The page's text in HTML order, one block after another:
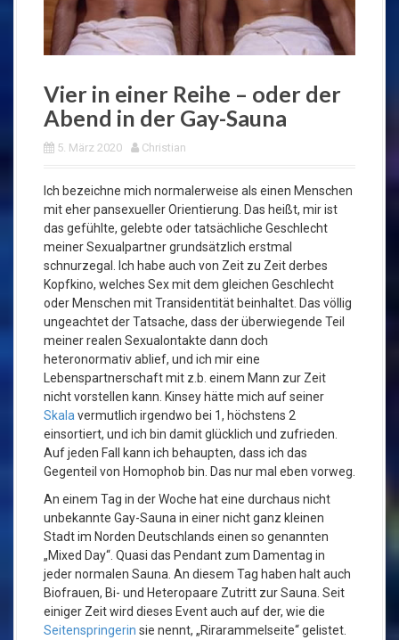
Vier in einer Reihe – oder der
Abend in der Gay-Sauna
5. März 2020 Christian
Ich bezeichne mich normalerweise als einen Menschen
mit eher pansexueller Orientierung. Das heißt, mir ist
das gefühlte, gelebte oder tatsächliche Geschlecht
meiner Sexualpartner grundsätzlich erstmal
schnurzegal. Ich habe auch von Zeit zu Zeit derbes
Kopfkino, welches Sex mit dem gleichen Geschlecht
oder Menschen mit Transidentität beinhaltet. Das völlig
ungeachtet der Tatsache, dass der überwiegende Teil
meiner realen Sexualontakte dann doch
heteronormativ ablief, und ich mir eine
Lebenspartnerschaft mit z.b. einem Mann zur Zeit
nicht vorstellen kann. Kinsey hätte mich auf seiner
Skala vermutlich irgendwo bei 1, höchstens 2
einsortiert, und ich bin damit glücklich und zufrieden.
Auf jeden Fall kann ich behaupten, dass ich das
Gegenteil von Homophob bin. Das nur mal eben vorweg.
An einem Tag in der Woche hat eine durchaus nicht
unbekannte Gay-Sauna in einer nicht ganz kleinen
Stadt im Norden Deutschlands einen so genannten
„Mixed Day“. Quasi das Pendant zum Damentag in
jeder normalen Sauna. An diesem Tag haben halt auch
Biofrauen, Bi- und Heteropaare Zutritt zur Sauna. Seit
einiger Zeit wird dieses Event auch auf der, wie die
Seitenspringerin sie nennt, „Rirarammelseite“ gelistet.